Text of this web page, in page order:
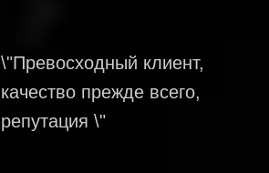
\"Превосходный клиент,
качество прежде всего,
репутация \"